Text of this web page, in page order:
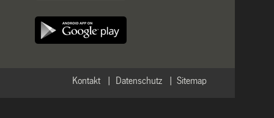
Sitemap
Datenschutz
Kontakt